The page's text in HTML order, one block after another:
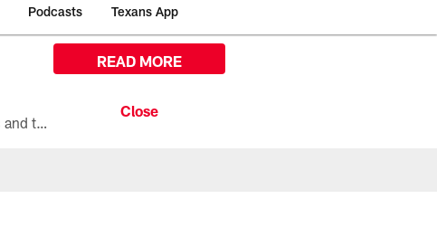
Podcasts Texans App
All the ways you can watch, stream, and tune-in to Preseason Week 1 between the Texans and the Los Angeles Chargers at Reliant Stadium on August 13.
READ MORE